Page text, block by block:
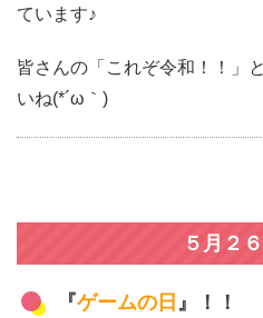
ています♪
皆さんの「これぞ令和！！」
いね(*´ω｀)
５月２
『ゲームの日 』！！